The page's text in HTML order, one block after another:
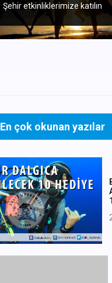
Şehir etkinliklerimize katılın
En çok okunan yazılar